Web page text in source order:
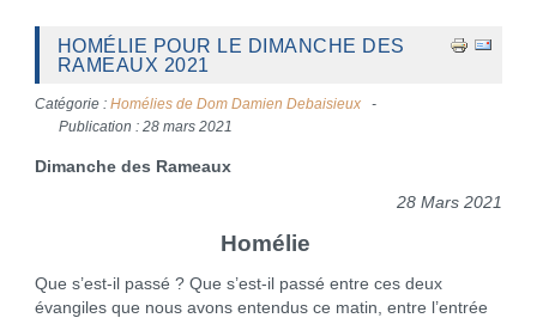
HOMÉLIE POUR LE DIMANCHE DES
RAMEAUX 2021
Catégorie : Homélies de Dom Damien Debaisieux
Publication : 28 mars 2021
Dimanche des Rameaux
28 Mars 2021
Homélie
Que s’est-il passé ? Que s’est-il passé entre ces deux
évangiles que nous avons entendus ce matin, entre l’entrée